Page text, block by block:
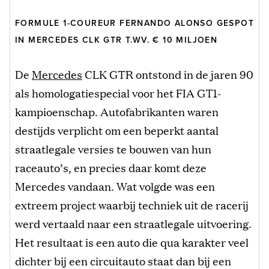
FORMULE 1-COUREUR FERNANDO ALONSO GESPOT
IN MERCEDES CLK GTR T.WV. € 10 MILJOEN
De MercedesCLK GTR ontstond in de jaren 90
als homologatiespecial voor het FIA GT1-
kampioenschap. Autofabrikanten waren
destijds verplicht om een beperkt aantal
straatlegale versies te bouwen van hun
raceauto’s, en precies daar komt deze
Mercedes vandaan. Wat volgde was een
extreem project waarbij techniek uit de racerij
werd vertaald naar een straatlegale uitvoering.
Het resultaat is een auto die qua karakter veel
dichter bij een circuitauto staat dan bij een